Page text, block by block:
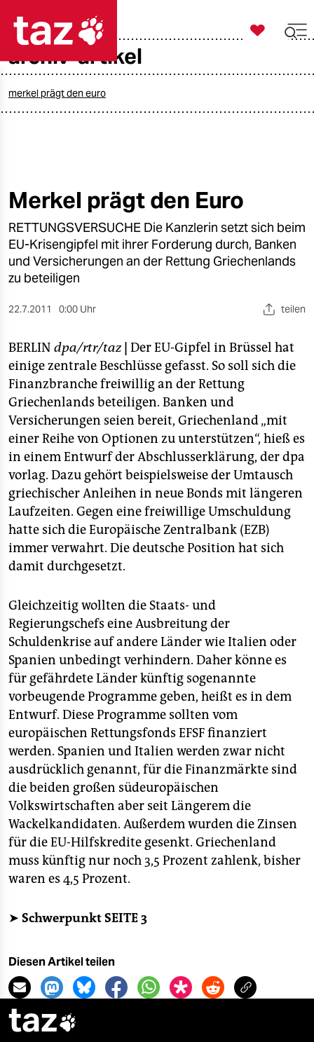
öko
gesellschaft
kultur
sport
berlin
nord
wahrheit
verlag
verlag
veranstaltungen
shop
fragen & hilfe
unterstützen
genossenschaft
epaper login

taz zahl ich
archiv-artikel
merkel prägt den euro
Merkel prägt den Euro
RETTUNGSVERSUCHE Die Kanzlerin setzt sich beim
EU-Krisengipfel mit ihrer Forderung durch, Banken
und Versicherungen an der Rettung Griechenlands
zu beteiligen
22.7.2011 0:00 Uhr teilen
BERLIN dpa/rtr/taz Der EU-Gipfel in Brüssel hat
einige zentrale Beschlüsse gefasst. So soll sich die
Finanzbranche freiwillig an der Rettung
Griechenlands beteiligen. Banken und
Versicherungen seien bereit, Griechenland „mit
einer Reihe von Optionen zu unterstützen“, hieß es
in einem Entwurf der Abschlusserklärung, der dpa
vorlag. Dazu gehört beispielsweise der Umtausch
griechischer Anleihen in neue Bonds mit längeren
Laufzeiten. Gegen eine freiwillige Umschuldung
hatte sich die Europäische Zentralbank (EZB)
immer verwahrt. Die deutsche Position hat sich
damit durchgesetzt.
Gleichzeitig wollten die Staats- und
Regierungschefs eine Ausbreitung der
Schuldenkrise auf andere Länder wie Italien oder
Spanien unbedingt verhindern. Daher könne es
für gefährdete Länder künftig sogenannte
vorbeugende Programme geben, heißt es in dem
Entwurf. Diese Programme sollten vom
europäischen Rettungsfonds EFSF finanziert
werden. Spanien und Italien werden zwar nicht
ausdrücklich genannt, für die Finanzmärkte sind
die beiden großen südeuropäischen
Volkswirtschaften aber seit Längerem die
Wackelkandidaten. Außerdem wurden die Zinsen
für die EU-Hilfskredite gesenkt. Griechenland
muss künftig nur noch 3,5 Prozent zahlenk, bisher
waren es 4,5 Prozent.
➤ Schwerpunkt SEITE 3
Diesen Artikel teilen
taz